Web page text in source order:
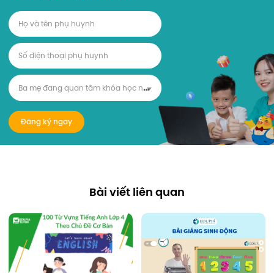
B
a mẹ đang quan tâm khóa học nào?
Đăng ký ngay
Bài viết liên quan